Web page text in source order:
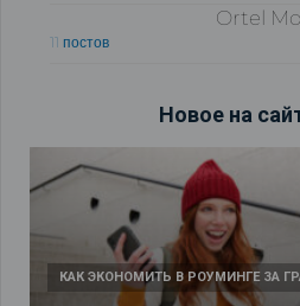
Ortel
11 постов
Новое на
КАК ЭКОНОМИТЬ В РОУМИНГЕ ЗА